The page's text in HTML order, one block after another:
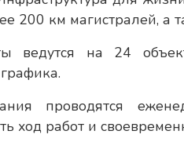
200 км магистралей, а
ведутся на 24
проводятся
ход работ и